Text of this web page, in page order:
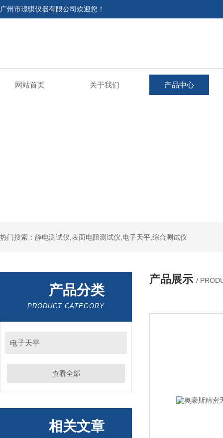
广州市璟骐仪器有限公司欢迎您！
网站首页 关于我们 产品中心
热门搜索：静电测试仪,表面电阻测试仪,电子天平,综合测试仪
产品分类
PRODUCT CATEGORY
电子天平
查看全部
相关文章
产品展示 /